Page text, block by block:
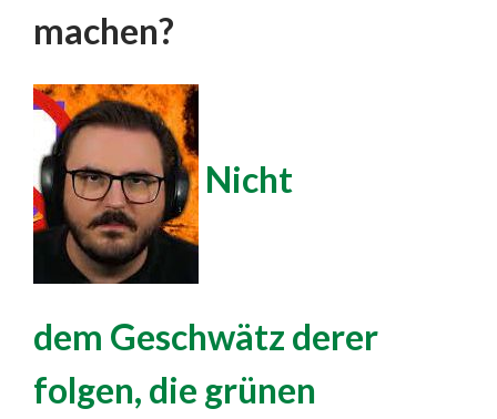
machen?
Nicht
dem Geschwätz derer
folgen, die grünen